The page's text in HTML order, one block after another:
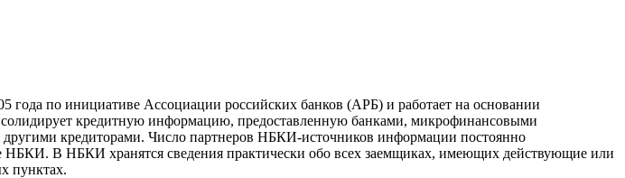
по инициативе Ассоциации российских банков (АРБ) и работает на основании
кредитную информацию, предоставленную банками, микрофинансовыми
кредиторами. Число партнеров НБКИ-источников информации постоянно
НБКИ. В НБКИ хранятся сведения практически обо всех заемщиках, имеющих действующие или
пунктах.